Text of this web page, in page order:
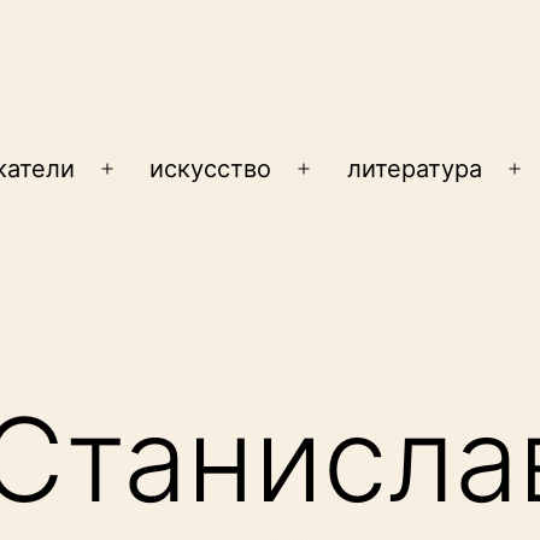
Открытьискусство
Открытьлитература